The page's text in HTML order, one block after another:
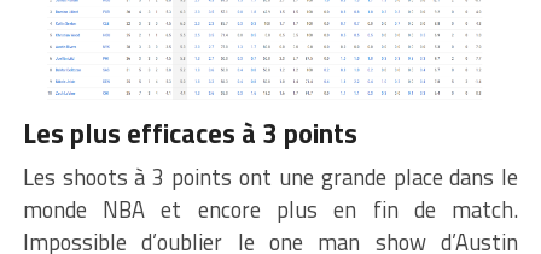
Les plus efficaces à 3 points
Les shoots à 3 points ont une grande place dans le
monde NBA et encore plus en fin de match.
Impossible d’oublier le one man show d’Austin